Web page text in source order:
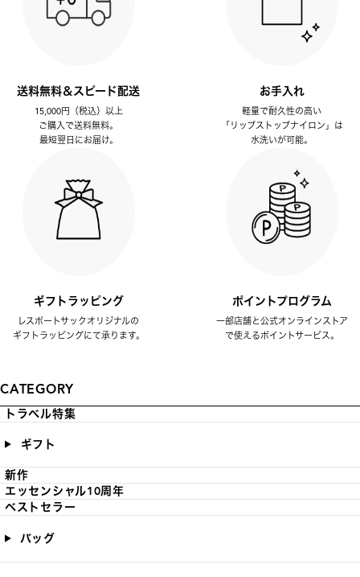
送料無料＆スピード配送
15,000円（税込）以上
ご購入で送料無料。
最短翌日にお届け。
お手入れ
軽量で耐久性の高い
「リップストップナイロン」は
水洗いが可能。
ギフトラッピング
レスポートサックオリジナルの
ギフトラッピングにて承ります。
ポイントプログラム
一部店舗と公式オンラインストア
で使えるポイントサービス。
CATEGORY
トラベル特集
ギフト
新作
エッセンシャル10周年
ベストセラー
バッグ